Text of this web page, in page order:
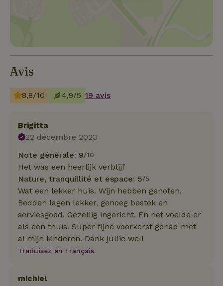
Avis
8,8/10 4,9/5 19 avis
Brigitta
22 décembre 2023
Note générale: 9/10
Het was een heerlijk verblijf
Nature, tranquillité et espace: 5/5
Wat een lekker huis. Wijn hebben genoten.
Bedden lagen lekker, genoeg bestek en
serviesgoed. Gezellig ingericht. En het voelde er
als een thuis. Super fijne voorkerst gehad met
al mijn kinderen. Dank jullie wel!
Traduisez en Français.
michiel